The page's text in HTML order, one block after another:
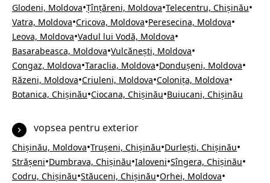
Glodeni, Moldova•Țînțăreni, Moldova•Telecentru, Chișinău•
Vatra, Moldova•Cricova, Moldova•Peresecina, Moldova•
Leova, Moldova•Vadul lui Vodă, Moldova•
Basarabeasca, Moldova•Vulcănești, Moldova•
Congaz, Moldova•Taraclia, Moldova•Dondușeni, Moldova•
Răzeni, Moldova•Criuleni, Moldova•Colonița, Moldova•
Botanica, Chișinău•Ciocana, Chișinău•Buiucani, Chișinău
vopsea pentru exterior
Chișinău, Moldova•Trușeni, Chișinău•Durlești, Chișinău•
Strășeni•Dumbrava, Chișinău•Ialoveni•Sîngera, Chișinău•
Codru, Chișinău•Stăuceni, Chișinău•Orhei, Moldova•